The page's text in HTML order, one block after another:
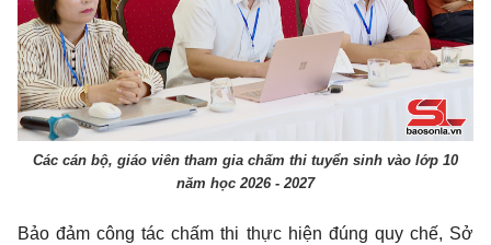
Các cán bộ, giáo viên tham gia chấm thi tuyển sinh vào lớp 10
năm học 2026 - 2027
Bảo đảm công tác chấm thi thực hiện đúng quy chế, Sở